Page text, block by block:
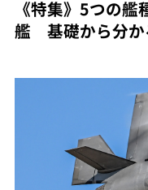
《特集》5つの
艦 基礎から分か